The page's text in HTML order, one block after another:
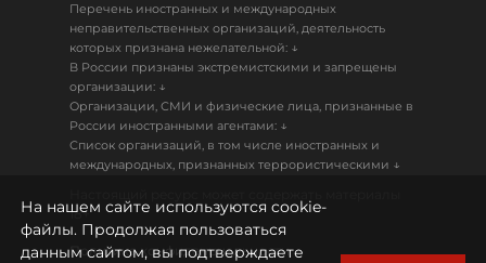
Перечень иностранных и международных
неправительственных организаций, деятельность
которых признана нежелательной: ↓
В России признаны экстремистскими и запрещены
организации: ↓
Организации, СМИ и физические лица, признанные в
России иностранными агентами: ↓
Список организаций, в том числе иностранных и
международных, признанных террористическими ↓
18+
Политика конфиденциальности
На нашем сайте используются cookie-
файлы. Продолжая пользоваться
данным сайтом, вы подтверждаете